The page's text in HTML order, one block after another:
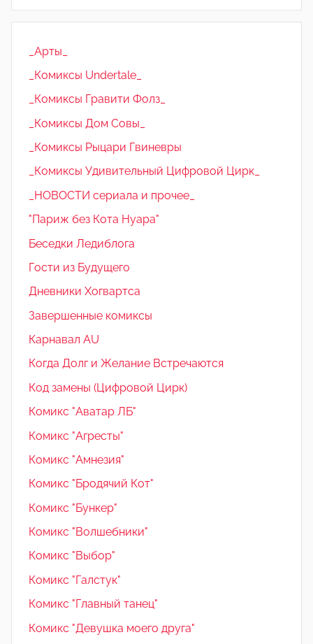
_Арты_
_Комиксы Undertale_
_Комиксы Гравити Фолз_
_Комиксы Дом Совы_
_Комиксы Рыцари Гвиневры
_Комиксы Удивительный Цифровой Цирк_
_НОВОСТИ сериала и прочее_
"Париж без Кота Нуара"
Беседки Ледиблога
Гости из Будущего
Дневники Хогвартса
Завершенные комиксы
Карнавал AU
Когда Долг и Желание Встречаются
Код замены (Цифровой Цирк)
Комикс "Аватар ЛБ"
Комикс "Агресты"
Комикс "Амнезия"
Комикс "Бродячий Кот"
Комикс "Бункер"
Комикс "Волшебники"
Комикс "Выбор"
Комикс "Галстук"
Комикс "Главный танец"
Комикс "Девушка моего друга"